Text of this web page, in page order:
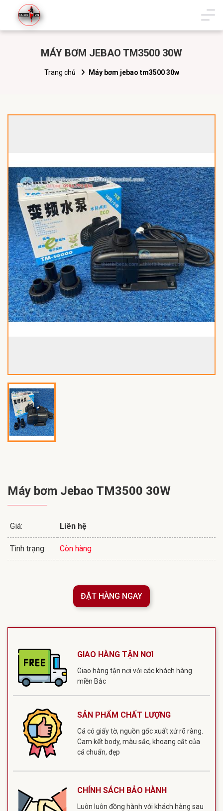
MÁY BƠM JEBAO TM3500 30W
Trang chủ Máy bơm jebao tm3500 30w
Máy bơm Jebao TM3500 30W
Giá: Liên hệ
Tình trạng: Còn hàng
ĐẶT HÀNG NGAY
GIAO HÀNG TẬN NƠI
Giao hàng tận nơi với các khách hàng
miền Bắc
SẢN PHẨM CHẤT LƯỢNG
Cá có giấy tờ, nguồn gốc xuất xứ rõ ràng.
Cam kết body, màu sắc, khoang cắt của
cá chuẩn, đẹp
CHÍNH SÁCH BẢO HÀNH
Luôn luôn đồng hành với khách hàng sau